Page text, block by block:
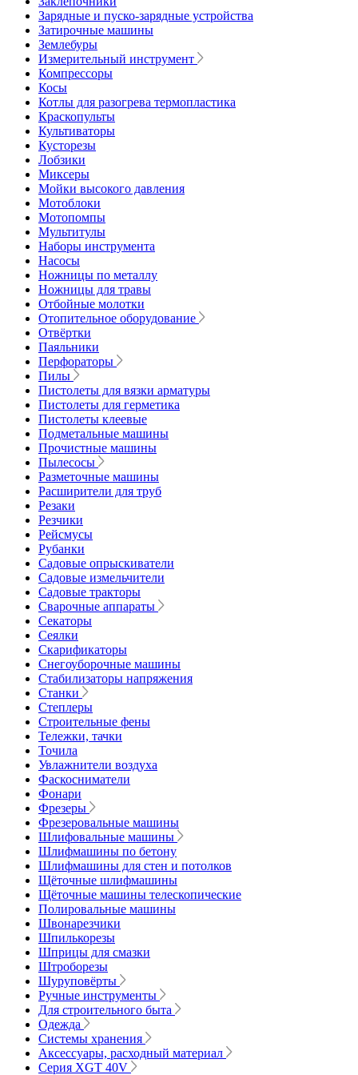
Зарядные и пуско-зарядные устройства
Затирочные машины
Землебуры
Измерительный инструмент
Компрессоры
Косы
Котлы для разогрева термопластика
Краскопульты
Культиваторы
Кусторезы
Лобзики
Миксеры
Мойки высокого давления
Мотоблоки
Мотопомпы
Мультитулы
Наборы инструмента
Насосы
Ножницы по металлу
Ножницы для травы
Отбойные молотки
Отопительное оборудование
Отвёртки
Паяльники
Перфораторы
Пилы
Пистолеты для вязки арматуры
Пистолеты для герметика
Пистолеты клеевые
Подметальные машины
Прочистные машины
Пылесосы
Разметочные машины
Расширители для труб
Резаки
Резчики
Рейсмусы
Рубанки
Садовые опрыскиватели
Садовые измельчители
Садовые тракторы
Сварочные аппараты
Секаторы
Сеялки
Скарификаторы
Снегоуборочные машины
Стабилизаторы напряжения
Станки
Степлеры
Строительные фены
Тележки, тачки
Точила
Увлажнители воздуха
Фаскосниматели
Фонари
Фрезеры
Фрезеровальные машины
Шлифовальные машины
Шлифмашины по бетону
Шлифмашины для стен и потолков
Щёточные шлифмашины
Щёточные машины телескопические
Полировальные машины
Швонарезчики
Шпилькорезы
Шприцы для смазки
Штроборезы
Шуруповёрты
Ручные инструменты
Для строительного быта
Одежда
Системы хранения
Аксессуары, расходный материал
Серия XGT 40V